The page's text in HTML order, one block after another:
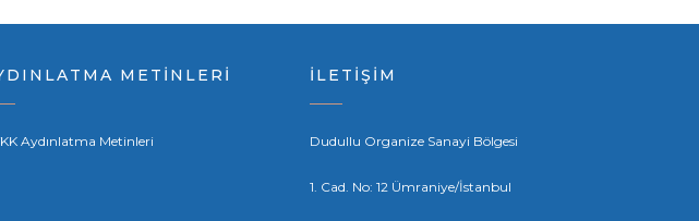
METİNLERİ
Aydınlatma Metinleri
İLETİŞİM
Dudullu Organize Sanayi Bölgesi
1. Cad. No: 12 Ümraniye/İstanbul